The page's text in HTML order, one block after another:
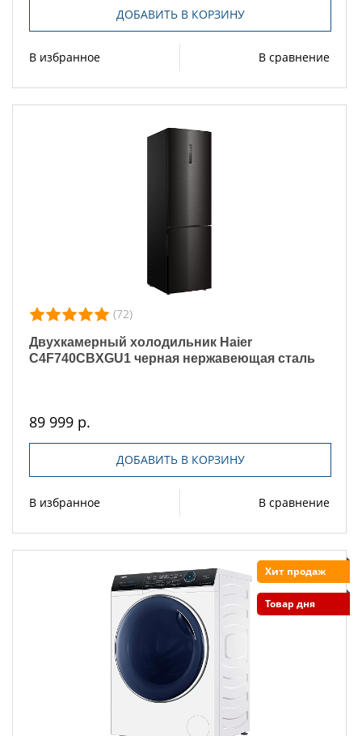
ДОБАВИТЬ В КОРЗИНУ
В избранное В сравнение
(72)
Двухкамерный холодильник Haier
C4F740CBXGU1 черная нержавеющая сталь
89 999 р.
ДОБАВИТЬ В КОРЗИНУ
В избранное В сравнение
Хит продаж
Товар дня